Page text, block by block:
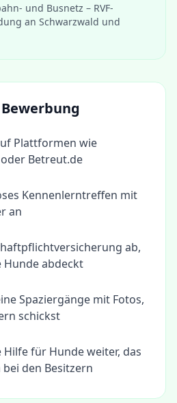
und Busnetz – RVF-
an Schwarzwald und
Plattformen wie
Betreut.de
Kennenlerntreffen mit
an
ab,
Hunde abdeckt
Spaziergänge mit Fotos,
schickst
Hilfe für Hunde weiter, das
den Besitzern